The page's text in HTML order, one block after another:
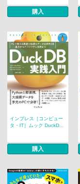
購入
インプレス［コンピュー
タ・IT］ムック DuckD...
購入